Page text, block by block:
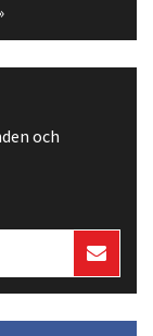
och